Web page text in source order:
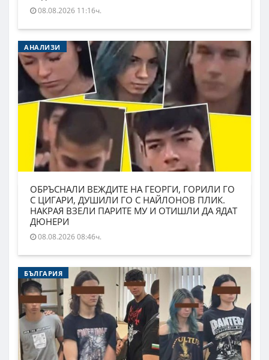
08.08.2026 11:16ч.
АНАЛИЗИ
ОБРЪСНАЛИ ВЕЖДИТЕ НА ГЕОРГИ, ГОРИЛИ ГО
С ЦИГАРИ, ДУШИЛИ ГО С НАЙЛОНОВ ПЛИК.
НАКРАЯ ВЗЕЛИ ПАРИТЕ МУ И ОТИШЛИ ДА ЯДАТ
ДЮНЕРИ
08.08.2026 08:46ч.
БЪЛГАРИЯ